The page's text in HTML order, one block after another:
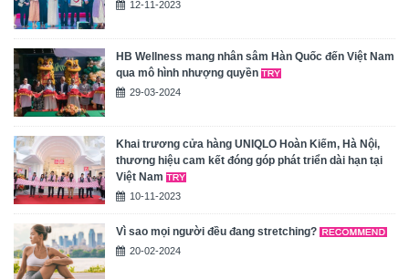
12-11-2023
HB Wellness mang nhân sâm Hàn Quốc đến Việt Nam
qua mô hình nhượng quyền
29-03-2024
Khai trương cửa hàng UNIQLO Hoàn Kiếm, Hà Nội,
thương hiệu cam kết đóng góp phát triển dài hạn tại
Việt Nam
10-11-2023
Vì sao mọi người đều đang stretching?
20-02-2024